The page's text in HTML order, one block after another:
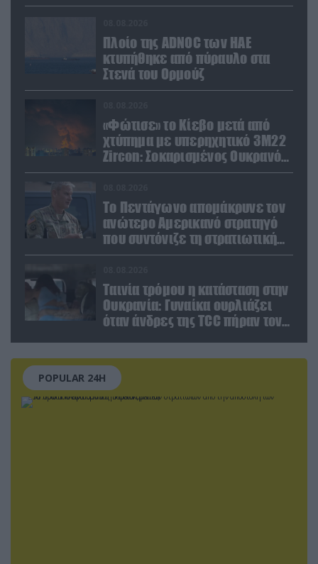
Πλοίο της ADNOC των ΗΑΕ
κτυπήθηκε από πύραυλο στα
Στενά του Ορμούζ
«Φώτισε» το Κίεβο μετά από
χτύπημα με υπερηχητικό 3M22
Zircon: Σοκαρισμένος Ουκρανός
κατέγραψε τη στιγμή (βίντεο)
Το Πεντάγωνο απομάκρυνε τον
ανώτερο Αμερικανό στρατηγό
που συντόνιζε τη στρατιωτική
βοήθεια προς την Ουκρανία
Ταινία τρόμου η κατάσταση στην
Ουκρανία: Γυναίκα ουρλιάζει
όταν άνδρες της TCC πήραν τον
POPULAR 24H